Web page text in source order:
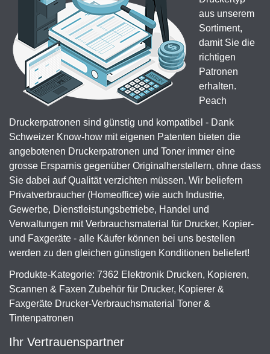
aus unserem
Sortiment,
damit Sie die
richtigen
Patronen
erhalten.
Peach
Druckerpatronen sind günstig und kompatibel - Dank
Schweizer Know-how mit eigenen Patenten bieten die
angebotenen Druckerpatronen und Toner immer eine
grosse Ersparnis gegenüber Originalherstellern, ohne dass
Sie dabei auf Qualität verzichten müssen. Wir beliefern
Privatverbraucher (Homeoffice) wie auch Industrie,
Gewerbe, Dienstleistungsbetriebe, Handel und
Verwaltungen mit Verbrauchsmaterial für Drucker, Kopier-
und Faxgeräte - alle Käufer können bei uns bestellen
werden zu den gleichen günstigen Konditionen beliefert!
Produkte-Kategorie: 7362 Elektronik Drucken, Kopieren,
Scannen & Faxen Zubehör für Drucker, Kopierer &
Faxgeräte Drucker-Verbrauchsmaterial Toner &
Tintenpatronen
Ihr Vertrauenspartner